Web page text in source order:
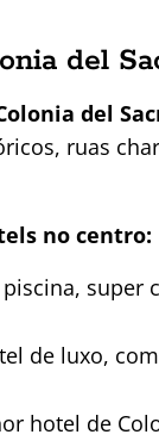
del
del
ruas
no centro:
super
de luxo,
hotel de